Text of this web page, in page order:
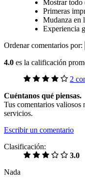
Mostrar todo
Primeras
Mudanza en
Experiencia
Ordenar comentarios por:
4.0 es la calificación
2
Cuéntanos qué piensas.
Tus comentarios valiosos
servicios.
Escribir un comentario
Clasificación:
3.0
Nada